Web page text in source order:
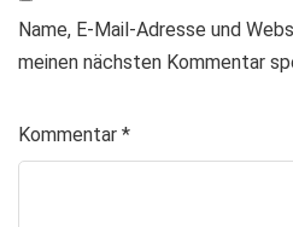
Name, E-Mail-Adresse und
meinen nächsten Kommentar
Kommentar *